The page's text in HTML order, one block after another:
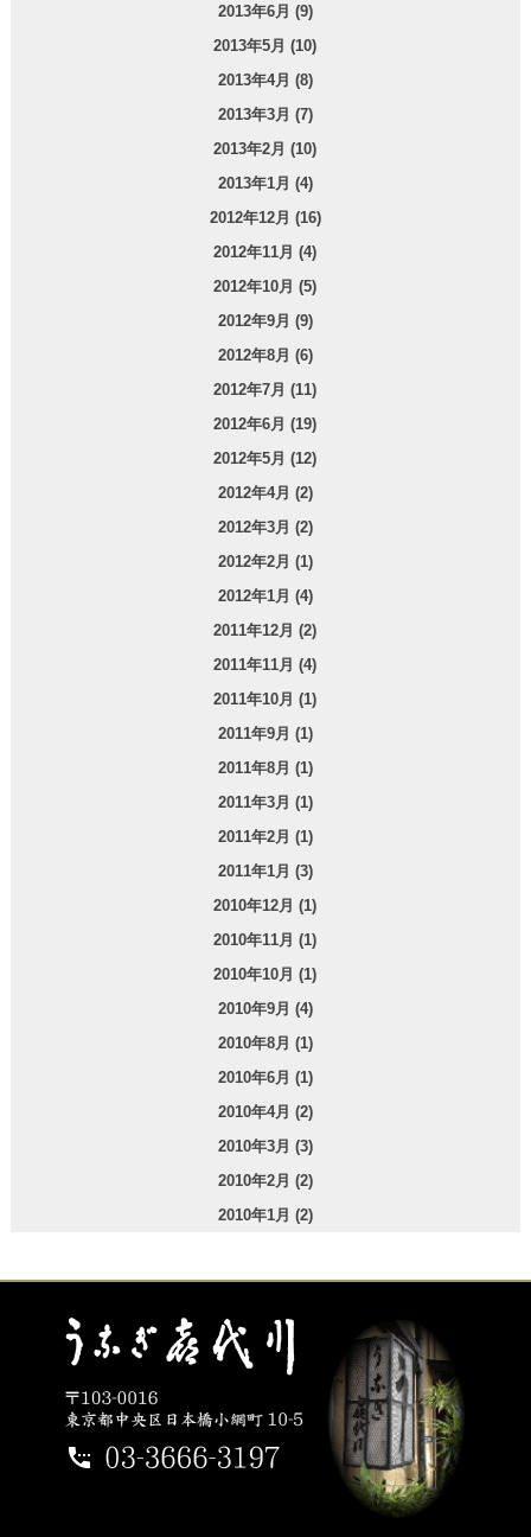
2013年6月 (9)
2013年5月 (10)
2013年4月 (8)
2013年3月 (7)
2013年2月 (10)
2013年1月 (4)
2012年12月 (16)
2012年11月 (4)
2012年10月 (5)
2012年9月 (9)
2012年8月 (6)
2012年7月 (11)
2012年6月 (19)
2012年5月 (12)
2012年4月 (2)
2012年3月 (2)
2012年2月 (1)
2012年1月 (4)
2011年12月 (2)
2011年11月 (4)
2011年10月 (1)
2011年9月 (1)
2011年8月 (1)
2011年3月 (1)
2011年2月 (1)
2011年1月 (3)
2010年12月 (1)
2010年11月 (1)
2010年10月 (1)
2010年9月 (4)
2010年8月 (1)
2010年6月 (1)
2010年4月 (2)
2010年3月 (3)
2010年2月 (2)
2010年1月 (2)